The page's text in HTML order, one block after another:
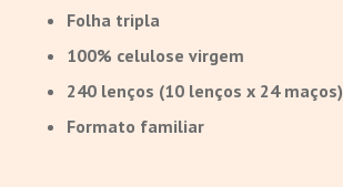
Folha tripla
100% celulose virgem
240 lenços (10 lenços x 24 maços)
Formato familiar